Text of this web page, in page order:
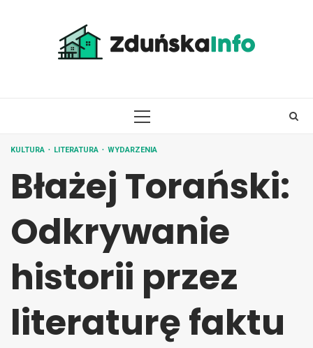
PRIMARY
KULTURA LITERATURA WYDARZENIA
Błażej Torański:
Odkrywanie
historii przez
literaturę faktu